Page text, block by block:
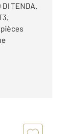
TENDA.